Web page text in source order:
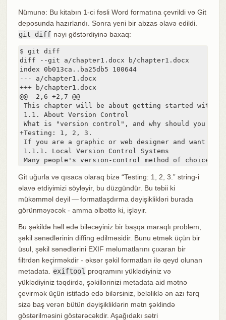
Nümunə: Bu kitabın 1-ci fəsli Word formatına çevrildi və Git
deposunda hazırlandı. Sonra yeni bir abzas əlavə edildi.
git diff nəyi göstərdiyinə baxaq:
$ git diff
diff --git a/chapter1.docx b/chapter1.docx
index 0b013ca..ba25db5 100644
--- a/chapter1.docx
+++ b/chapter1.docx
@@ -2,6 +2,7 @@
This chapter will be about getting started with
1.1. About Version Control
What is "version control", and why should you
+Testing: 1, 2, 3.
If you are a graphic or web designer and want
1.1.1. Local Version Control Systems
Many people's version-control method of
Git uğurla və qısaca olaraq bizə “Testing: 1, 2, 3.” string-i
əlavə etdiyimizi söyləyir, bu düzgündür. Bu təbii ki
mükəmməl deyil — formatlaşdırma dəyişiklikləri burada
görünməyəcək - amma əlbəttə ki, işləyir.
Bu şəkildə həll edə biləcəyiniz bir başqa maraqlı problem,
şəkil sənədlərinin diffing edilməsidir. Bunu etmək üçün bir
üsul, şəkil sənədlərini EXIF məlumatlarını çıxaran bir
filtrdən keçirməkdir - əksər şəkil formatları ilə qeyd olunan
metadata.
exiftool proqramını yüklədiyiniz və
yüklədiyiniz təqdirdə, şəkillərinizi metadata aid mətnə
çevirmək üçün istifadə edə bilərsiniz, beləliklə ən azı fərq
sizə baş verən bütün dəyişikliklərin mətn şəklində
göstərilməsini göstərəcəkdir. Aşağıdakı sətri